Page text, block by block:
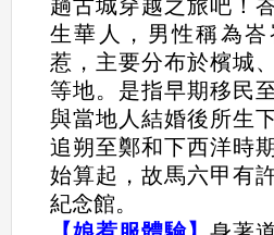
趟古城穿越之旅吧！
生華人，男性稱為
惹，主要分布於檳城
等地。是指早期移民
與當地人結婚後所生
追朔至鄭和下西洋時
始算起，故馬六甲有
紀念館。